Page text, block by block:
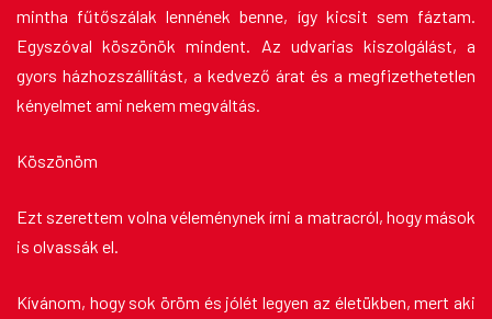
mintha fűtőszálak lennének benne, így kicsit sem fáztam.
Egyszóval köszönök mindent. Az udvarias kiszolgálást, a
gyors házhozszállítást, a kedvező árat és a megfizethetetlen
kényelmet ami nekem megváltás.
Köszönöm
Ezt szerettem volna véleménynek írni a matracról, hogy mások
is olvassák el.
Kívánom, hogy sok öröm és jólét legyen az életükben, mert aki